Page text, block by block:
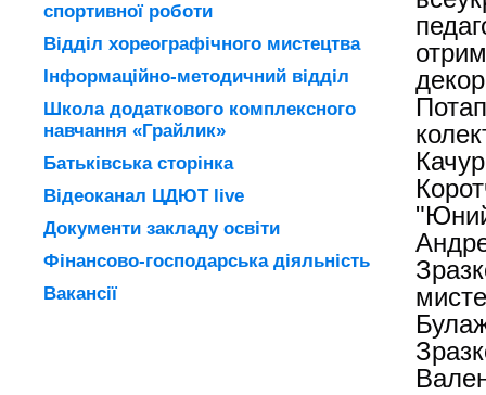
спортивної роботи
Відділ хореографічного мистецтва
Інформаційно-методичний відділ
Школа додаткового комплексного
навчання «Грайлик»
Батьківська сторінка
Відеоканал ЦДЮТ live
Документи закладу освіти
Фінансово-господарська діяльність
Вакансії